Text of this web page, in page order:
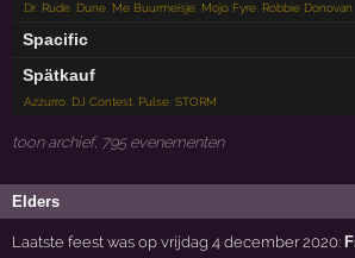
Dr. Rude Dune Me Buurmeisje Mojo Fyre Robbie Donovan
Spacific
Spätkauf
Azzurro DJ Contest Pulse ,STORM
toon archief, 795 evenementen
Elders
Laatste feest was op vrijdag 4 december 2020: